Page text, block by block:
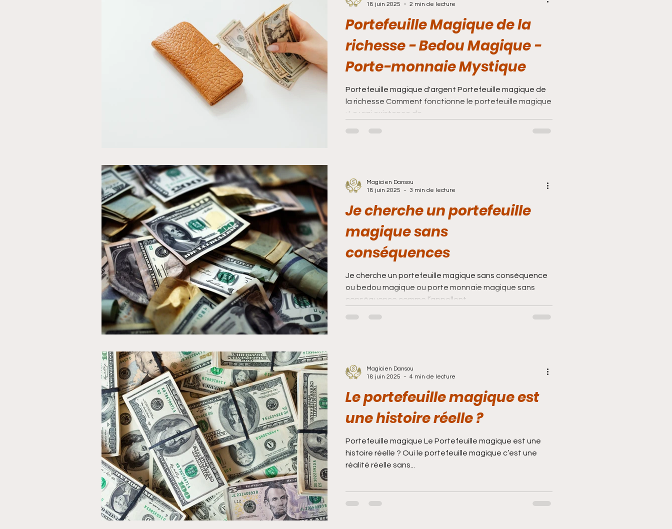
Portefeuille Magique de la
richesse - Bedou Magique -
Porte-monnaie Mystique
Portefeuille magique d'argent Portefeuille magique de
la richesse Comment fonctionne le portefeuille magique
: Le vrai existence de...
18 juin 2025
2 min de lecture
Je cherche un portefeuille
magique sans
conséquences
Je cherche un portefeuille magique sans conséquence
ou bedou magique ou porte monnaie magique sans
conséquence comme l’appellent...
Magicien Dansou
18 juin 2025
3 min de lecture
Le portefeuille magique est
une histoire réelle ?
Portefeuille magique Le Portefeuille magique est une
histoire réelle ? Oui le portefeuille magique c’est une
réalité réelle sans...
Magicien Dansou
18 juin 2025
4 min de lecture